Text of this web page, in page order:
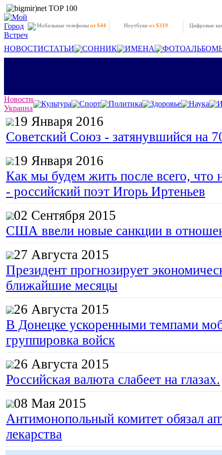
Мобильные телефоны от $44 Ноутбукиот $319 Цифровые
НОВОСТИСТАТЬИ СОННИК ИМЕНА
Новости
Украина
Культура Спорт Политика Здоровье Наука
19 Января 2016
Советский Союз - затянувшийся на
19 Января 2016
Как мы будем жить после всего, что
- российский поэт Игорь Иртеньев
02 Сентября 2015
США ввели новые санкции в
27 Августа 2015
Президент прогнозирует
ближайшие месяцы
26 Августа 2015
В Донецке ускоренными темпами
группировка войск
26 Августа 2015
Российская валюта слабеет на глазах.
08 Мая 2015
Антимонопольный комитет обязал
лекарства